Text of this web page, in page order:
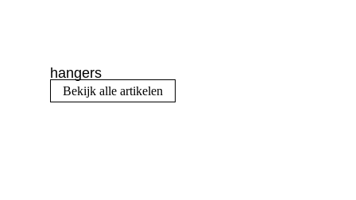
hangers
Bekijk alle artikelen